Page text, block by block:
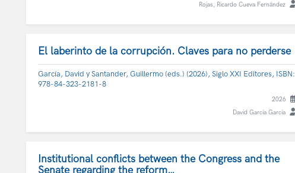
Rojas, Ricardo Cueva Fernández
El laberinto de la corrupción. Claves para no perderse
García, David y Santander, Guillermo (eds.) (2026), Siglo XXI Editores, ISBN:
978-84-323-2181-8
2026
David García García
Institutional conflicts between the Congress and the
Senate regarding the reform…